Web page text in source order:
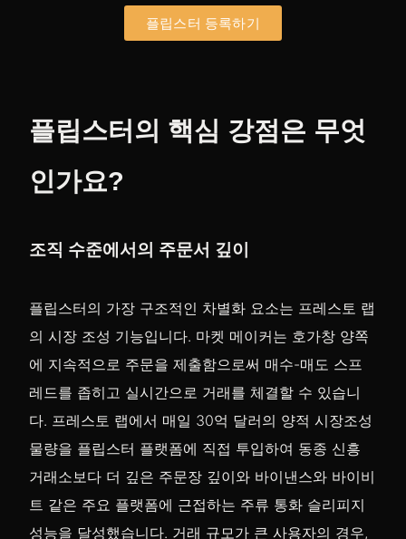
플립스터 등록하기
플립스터의 핵심 강점은 무엇
인가요?
조직 수준에서의 주문서 깊이
플립스터의 가장 구조적인 차별화 요소는 프레스토 랩
의 시장 조성 기능입니다. 마켓 메이커는 호가창 양쪽
에 지속적으로 주문을 제출함으로써 매수-매도 스프
레드를 좁히고 실시간으로 거래를 체결할 수 있습니
다. 프레스토 랩에서 매일 30억 달러의 양적 시장조성
물량을 플립스터 플랫폼에 직접 투입하여 동종 신흥
거래소보다 더 깊은 주문장 깊이와 바이낸스와 바이비
트 같은 주요 플랫폼에 근접하는 주류 통화 슬리피지
성능을 달성했습니다. 거래 규모가 큰 사용자의 경우,